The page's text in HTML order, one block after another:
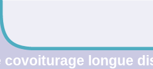
covoiturage longue